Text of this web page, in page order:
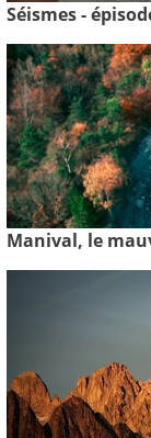
Séismes -
Manival, le